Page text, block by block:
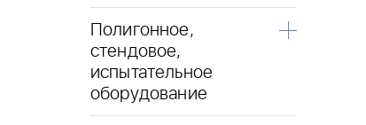
Полигонное,
стендовое,
испытательное
оборудование